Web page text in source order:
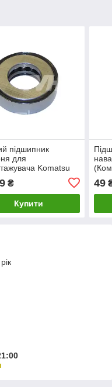
підшипник
для
Komatsu
₴
Купити
49